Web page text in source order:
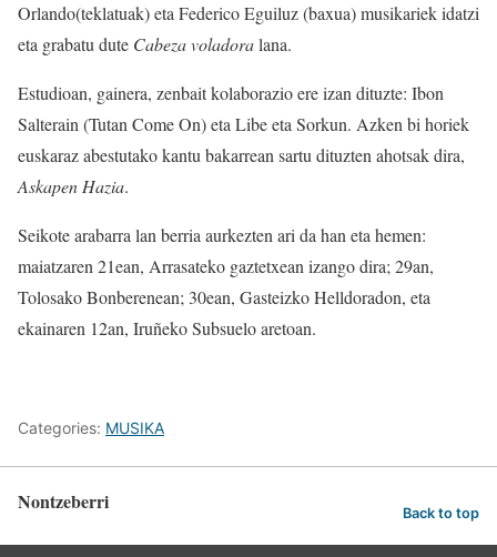
Orlando(teklatuak) eta Federico Eguiluz (baxua) musikariek idatzi
eta grabatu dute Cabeza voladoralana.
Estudioan, gainera, zenbait kolaborazio ere izan dituzte: Ibon
Salterain (Tutan Come On) eta Libe eta Sorkun. Azken bi horiek
euskaraz abestutako kantu bakarrean sartu dituzten ahotsak dira,
Askapen Hazia.
Seikote arabarra lan berria aurkezten ari da han eta hemen:
maiatzaren 21ean, Arrasateko gaztetxean izango dira; 29an,
Tolosako Bonberenean; 30ean, Gasteizko Helldoradon, eta
ekainaren 12an, Iruñeko Subsuelo aretoan.
Categories: MUSIKA
Nontzeberri Back to top